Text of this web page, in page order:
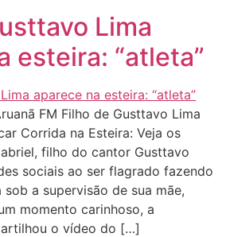
Lima
esteira: “atleta”
FM Filho de Gusttavo Lima
Corrida na Esteira: Veja os
filho do cantor Gusttavo
sociais ao ser flagrado fazendo
a supervisão de sua mãe,
momento carinhoso, a
o vídeo do […]